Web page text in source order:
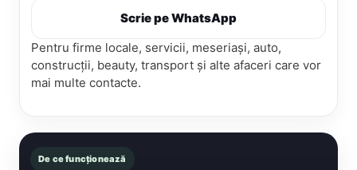
Scrie pe WhatsApp
Pentru firme locale, servicii, meseriași, auto,
construcții, beauty, transport și alte afaceri care vor
mai multe contacte.
De ce funcționează